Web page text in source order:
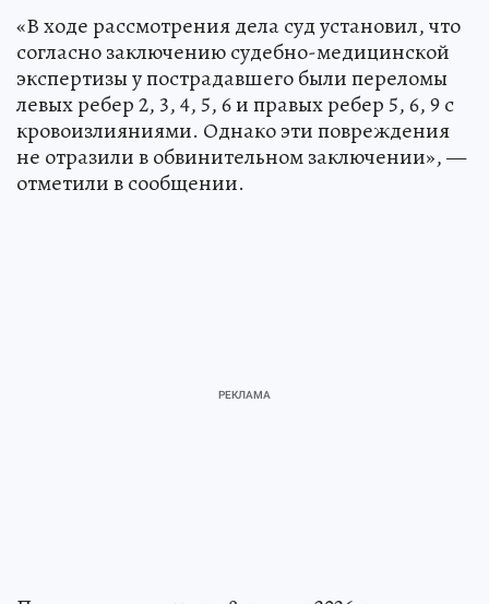
«В ходе рассмотрения дела суд установил, что
согласно заключению судебно-медицинской
экспертизы у пострадавшего были переломы
левых ребер 2, 3, 4, 5, 6 и правых ребер 5, 6, 9 с
кровоизлияниями. Однако эти повреждения
не отразили в обвинительном заключении», —
отметили в сообщении.